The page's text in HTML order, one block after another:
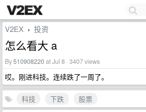
V2EX › 投资
怎么看大 a
By510908220at Jul 8 · 3407 views
哎。刚进科技。连续跌了一周了。
科技 下跌
股票